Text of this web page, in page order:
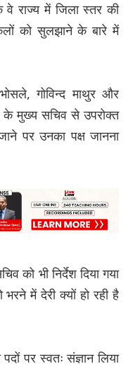
वे राज्य में जिला स्तर की
को सुलझाने के बारे में
भोसले, गोविन्द माथुर और
के मुख्य सचिव से उपरोक्त
पर उनका पक्ष जानना
को भी निर्देश दिया गया
में देरी क्यों हो रही है
पर स्वतः संज्ञान लिया